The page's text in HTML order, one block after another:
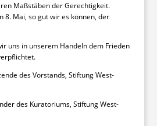
Maßstäben der Gerechtigkeit.
8. Mai, so gut wir es können, der
uns in unserem Handeln dem Frieden
des Vorstands, Stiftung West-
des Kuratoriums, Stiftung West-